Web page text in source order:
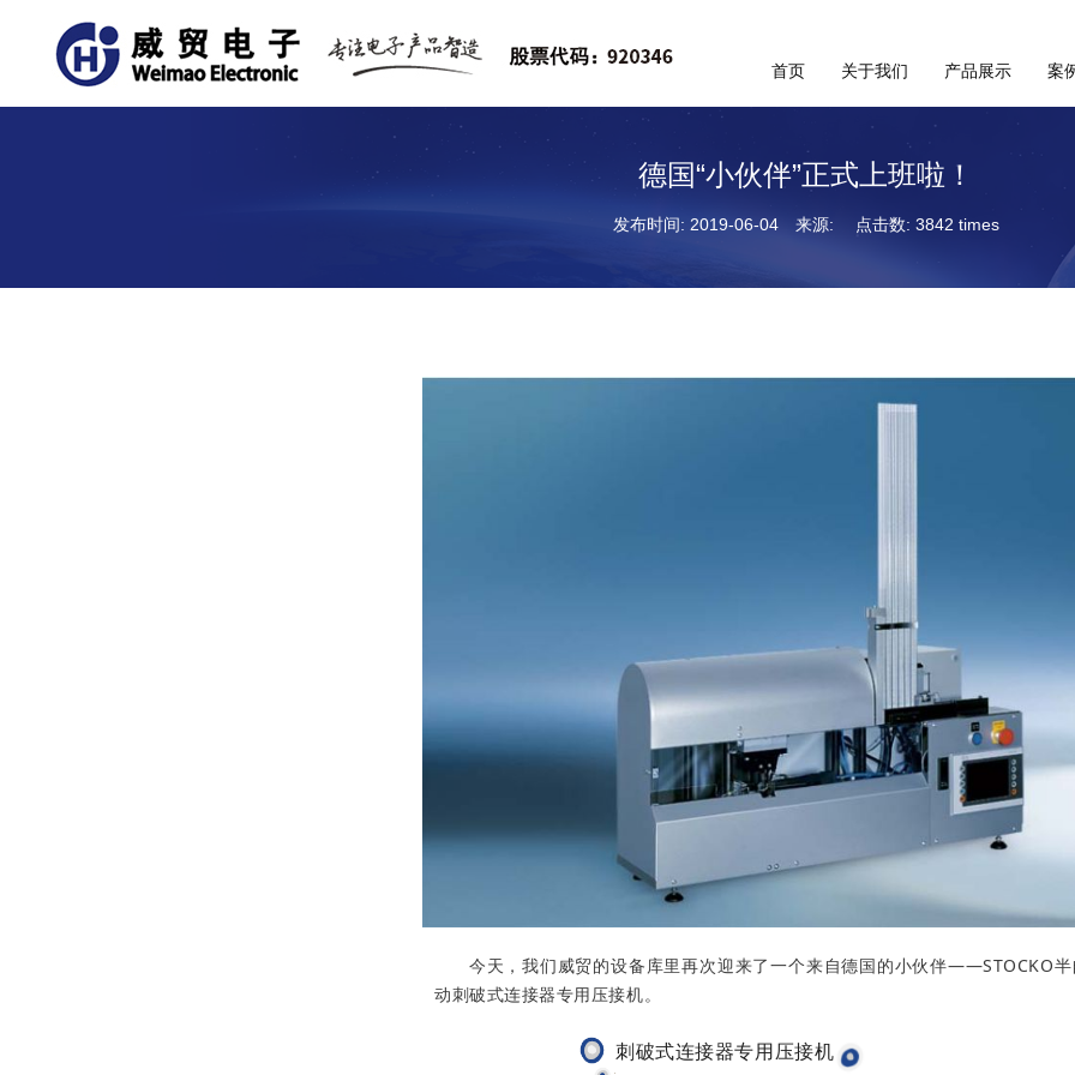
首页 关于我们 产品展示 案
德国“小伙伴”正式上班啦！
发布时间: 2019-06-04 来源: 点击数: 3842 times
今天，我们威贸的设备库里再次迎来了一个来自德国的小伙伴——STOCKO半
动刺破式连接器专用压接机。
刺破式连接器专用压接机